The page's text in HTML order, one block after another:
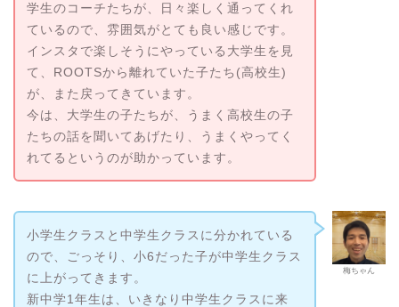
学生のコーチたちが、日々楽しく通ってくれ
ているので、雰囲気がとても良い感じです。
インスタで楽しそうにやっている大学生を見
て、ROOTSから離れていた子たち(高校生)
が、また戻ってきています。
今は、大学生の子たちが、うまく高校生の子
たちの話を聞いてあげたり、うまくやってく
れてるというのが助かっています。
梅ちゃん
小学生クラスと中学生クラスに分かれている
ので、ごっそり、小6だった子が中学生クラス
に上がってきます。
新中学1年生は、いきなり中学生クラスに来